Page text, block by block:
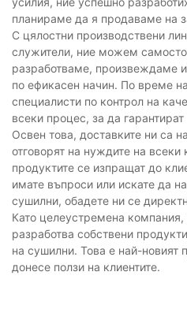
планираме да я продаваме на
С цялостни производствени
служители, ние можем
разработваме, произвеждаме
по ефикасен начин. По време
специалисти по контрол на
всеки процес, за да
Освен това, доставките ни са
отговорят на нуждите на всеки
продуктите се изпращат до
имате въпроси или искате да
сушилни, обадете ни се
Като целеустремена
разработва собствени
на сушилни. Това е най-новият
донесе ползи на клиентите.